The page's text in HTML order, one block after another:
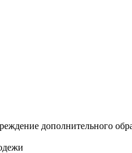
дополнительного